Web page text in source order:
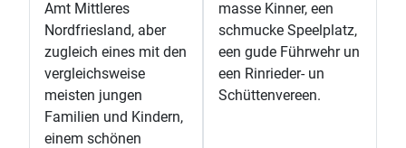
Amt Mittleres
Nordfriesland, aber
zugleich eines mit den
vergleichsweise
meisten jungen
Familien und Kindern,
einem schönen
masse Kinner, een
schmucke Speelplatz,
een gude Führwehr un
een Rinrieder- un
Schüttenvereen.